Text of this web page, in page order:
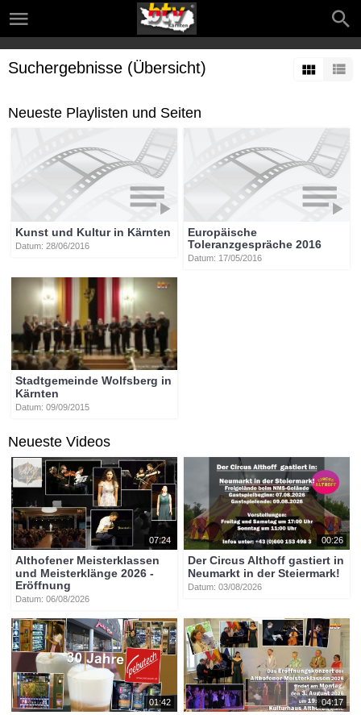
Suchergebnisse (Übersicht)
Neueste Playlisten und Seiten
Kunst und Kultur in Kärnten
Datum: 28/06/2016
Europäische
Toleranzgespräche 2016
Datum: 17/05/2016
Stadtgemeinde Wolfsberg in
Kärnten
Datum: 09/09/2015
Neueste Videos
07:24
Althofener Meisterklassen
und Meisterklänge 2026 -
Eröffnung
Datum: 06/08/2026
00:26
Der Circus Althoff gastiert in
Neumarkt in der Steiermark!
Datum: 03/08/2026
01:42 04:17